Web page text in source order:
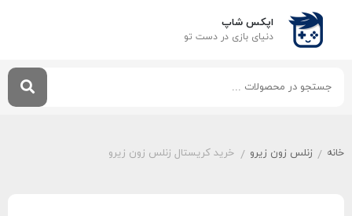
اپکس شاپ
دنیای بازی‌ در دست تو
خانه / زنلس زون زیرو / خرید کریستال زنلس زون زیرو